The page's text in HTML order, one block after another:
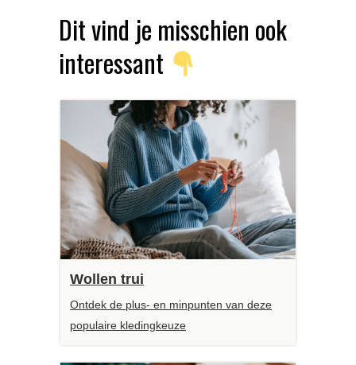
Dit vind je misschien ook
interessant
Wollen trui
Ontdek de plus- en minpunten van deze
populaire kledingkeuze